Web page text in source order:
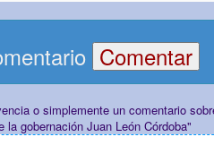
o simplemente un comentario
gobernación Juan León Córdoba"